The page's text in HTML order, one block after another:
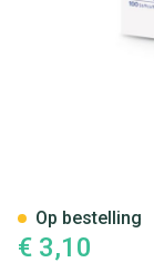
€ 3,10
Op bestelling